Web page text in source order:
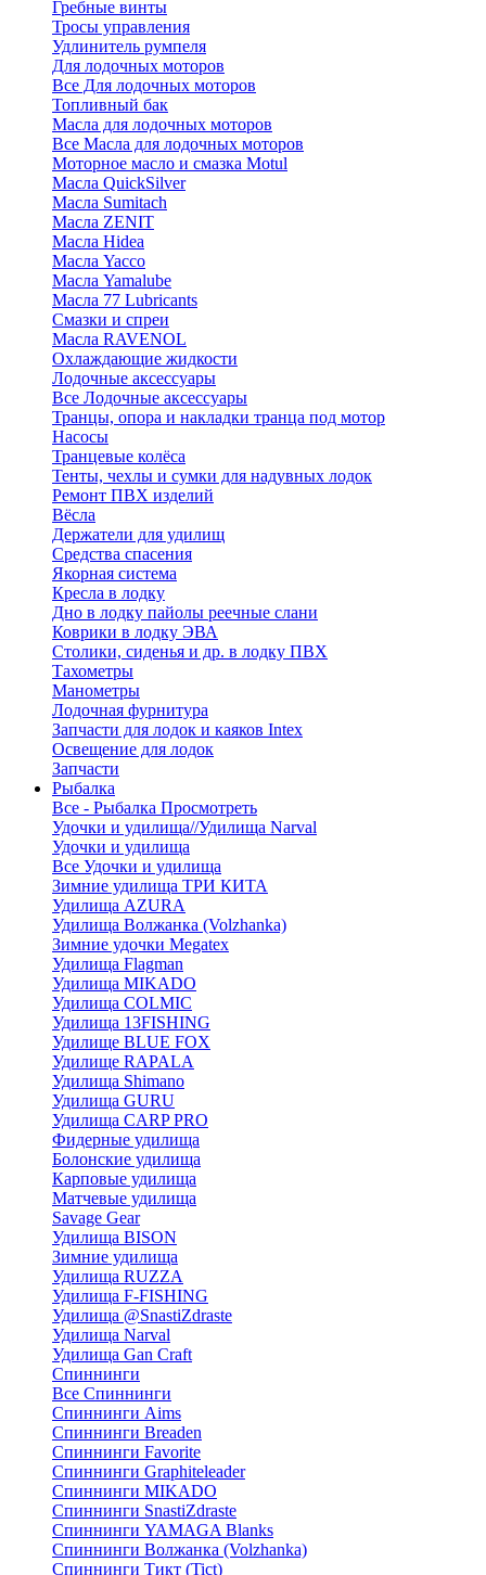
Гребные винты
Тросы управления
Удлинитель румпеля
Для лодочных моторов
Все Для лодочных моторов
Топливный бак
Масла для лодочных моторов
Все Масла для лодочных моторов
Моторное масло и смазка Motul
Масла QuickSilver
Масла Sumitach
Масла ZENIT
Масла Hidea
Масла Yacco
Масла Yamalube
Масла 77 Lubricants
Смазки и спреи
Масла RAVENOL
Охлаждающие жидкости
Лодочные аксессуары
Все Лодочные аксессуары
Транцы, опора и накладки транца под мотор
Насосы
Транцевые колёса
Тенты, чехлы и сумки для надувных лодок
Ремонт ПВХ изделий
Вёсла
Держатели для удилищ
Средства спасения
Якорная система
Кресла в лодку
Дно в лодку пайолы реечные слани
Коврики в лодку ЭВА
Столики, сиденья и др. в лодку ПВХ
Тахометры
Манометры
Лодочная фурнитура
Запчасти для лодок и каяков Intex
Освещение для лодок
Запчасти
Рыбалка
Все - Рыбалка Просмотреть
Удочки и удилища//Удилища Narval
Удочки и удилища
Все Удочки и удилища
Зимние удилища ТРИ КИТА
Удилища AZURA
Удилища Волжанка (Volzhanka)
Зимние удочки Megatex
Удилища Flagman
Удилища MIKADO
Удилища COLMIC
Удилища 13FISHING
Удилище BLUE FOX
Удилище RAPALA
Удилища Shimano
Удилища GURU
Удилища CARP PRO
Фидерные удилища
Болонские удилища
Карповые удилища
Матчевые удилища
Savage Gear
Удилища BISON
Зимние удилища
Удилища RUZZA
Удилища F-FISHING
Удилища @SnastiZdraste
Удилища Narval
Удилища Gan Craft
Спиннинги
Все Спиннинги
Спиннинги Aims
Спиннинги Breaden
Спиннинги Favorite
Спиннинги Graphiteleader
Спиннинги MIKADO
Спиннинги SnastiZdraste
Спиннинги YAMAGA Blanks
Спиннинги Волжанка (Volzhanka)
Спиннинги Тикт (Tict)